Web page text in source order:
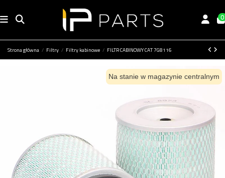
0
Strona główna Filtry Filtry kabinowe FILTR CABINOWY CAT 7G8116
Na stanie w magazynie centralnym